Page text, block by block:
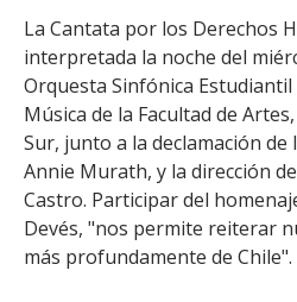
Estudiantes
Académicas/os
La Cantata por los Derechos
interpretada la noche del
Orquesta Sinfónica
Música de la Facultad de
Sur, junto a la declamación de
Annie Murath, y la dirección
Castro. Participar del
Devés, "nos permite reiterar
más profundamente de Chile".